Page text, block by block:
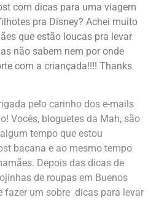
com dicas para uma viagem
pra Disney? Achei muito
que estão loucas pra levar
não sabem nem por onde
com a criançada!!!! Thanks
pelo carinho dos e-mails
Vocês, bloguetes da Mah, são
tempo que estou
bacana e ao mesmo tempo
Depois das dicas de
de roupas em Buenos
fazer um sobre dicas para levar